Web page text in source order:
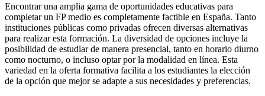
Encontrar una amplia gama de oportunidades educativas para
completar un FP medio es completamente factible en España. Tanto
instituciones públicas como privadas ofrecen diversas alternativas
para realizar esta formación. La diversidad de opciones incluye la
posibilidad de estudiar de manera presencial, tanto en horario diurno
como nocturno, o incluso optar por la modalidad en línea. Esta
variedad en la oferta formativa facilita a los estudiantes la elección
de la opción que mejor se adapte a sus necesidades y preferencias.